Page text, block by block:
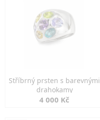
Stříbrný prsten s barevnými
drahokamy
4 000 Kč